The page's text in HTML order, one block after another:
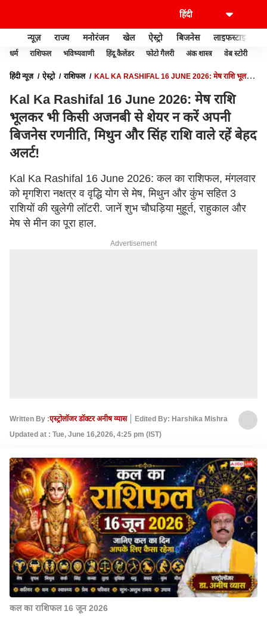
न्यूज़ राज्य मनोरंजन खेल ऐस्ट्रो बिजनेस लाइफस्टाइल
धर्म राशिफल भविष्यवाणी हिंदू कैलेंडर फोटो गैलरी अंक शास्त्र वेब स्टोरी
हिंदी न्यूज़ ऐस्ट्रो राशिफल
KAL KA RASHIFAL 16 JUNE 2026: मेष राशि भूलकर
अलर्ट!
Kal Ka Rashifal 16 June 2026: मेष राशि
भूलकर भी किसी अजनबी से शेयर न करें अपनी
बिजनेस रणनीति, मिथुन और सिंह राशि वाले रहें बेहद
अलर्ट!
Kal Ka Rashifal 16 June 2026: कल का राशिफल, मंगलवार
को मृगशिरा नक्षत्र व वृद्धि योग से मेष, मिथुन और कुंभ सहित 3
राशियों की खुलेगी लॉटरी. जानें शुभ चौघड़िया मुहूर्त, राहुकाल और
मेष से मीन का पूरा हाल.
Advertisement
Written By :एस्ट्रोलॉजर डॉक्टर अनीष व्यास
Edited By: Harshika Mishra
Updated at : Tue, June 16,2026, 4:25 pm (IST)
कल का राशिफल 16 जून 2026